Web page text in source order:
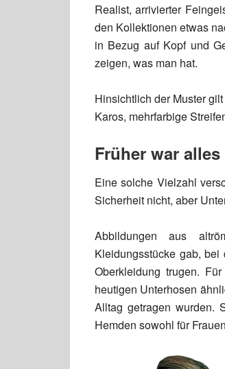
Realist, arrivierter
den Kollektionen etwas
in Bezug auf Kopf und
zeigen, was man hat.
Hinsichtlich der Muster
Karos, mehrfarbige
Früher war
Eine solche Vielzahl
Sicherheit nicht, aber
Abbildungen aus
Kleidungsstücke gab,
Oberkleidung trugen.
heutigen Unterhosen
Alltag getragen wurden.
Hemden sowohl für